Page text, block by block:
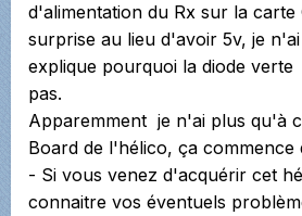
d'alimentation du Rx sur la carte
surprise au lieu d'avoir 5v, je
explique pourquoi la diode
pas.
Apparemment je n'ai plus qu'à
Board de l'hélico, ça commence
- Si vous venez d'acquérir cet
connaitre vos éventuels